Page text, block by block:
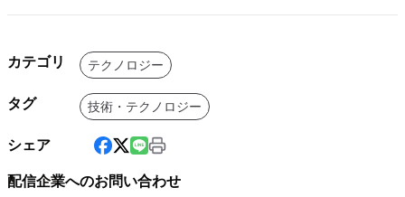
カテゴリ テクノロジー
タグ 技術・テクノロジー
シェア
配信企業へのお問い合わせ